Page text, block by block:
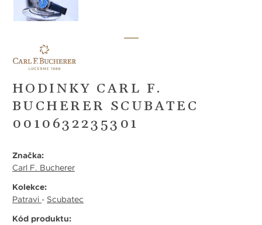
HODINKY CARL F.
BUCHERER SCUBATEC
0010632235301
Značka:
Carl F. Bucherer
Kolekce:
Patravi - Scubatec
Kód produktu: